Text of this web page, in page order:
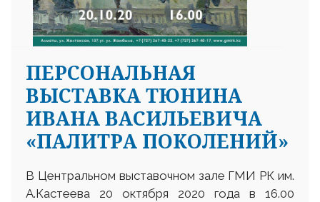
ПЕРСОНАЛЬНАЯ
ВЫСТАВКА ТЮНИНА
ИВАНА ВАСИЛЬЕВИЧА
«ПАЛИТРА ПОКОЛЕНИЙ»
В Центральном выставочном зале ГМИ РК им.
А.Кастеева 20 октября 2020 года в 16.00